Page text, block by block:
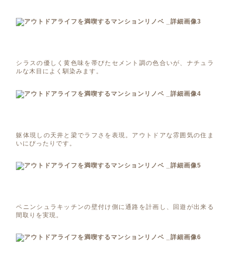
シラスの優しく黄色味を帯びたセメント調の色合いが、ナチュラ
ルな木目によく馴染みます。
躯体現しの天井と梁でラフさを表現。アウトドアな雰囲気の住ま
いにぴったりです。
ペニンシュラキッチンの壁付け側に通路を計画し、回遊が出来る
間取りを実現。